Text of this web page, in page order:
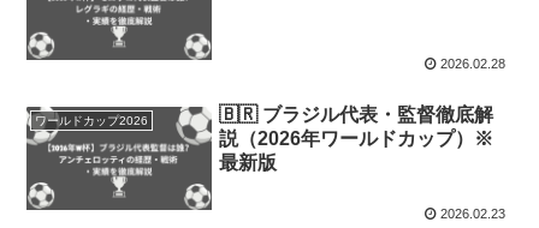
2026.02.28
ワールドカップ2026
🇧🇷 ブラジル代表・監督徹底解
説（2026年ワールドカップ）※
最新版
2026.02.23